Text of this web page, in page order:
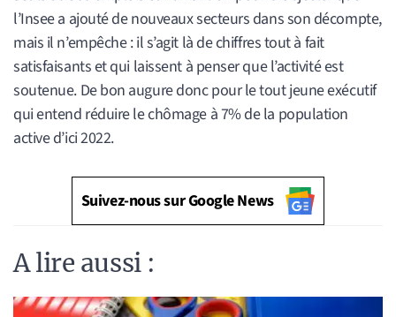
l’Insee a ajouté de nouveaux secteurs dans son décompte,
mais il n’empêche : il s’agit là de chiffres tout à fait
satisfaisants et qui laissent à penser que l’activité est
soutenue. De bon augure donc pour le tout jeune exécutif
qui entend réduire le chômage à 7% de la population
active d’ici 2022.
Suivez-nous sur Google News
A lire aussi :